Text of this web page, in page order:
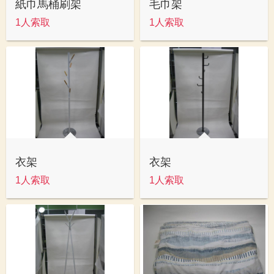
紙巾馬桶刷架
1人索取
毛巾架
1人索取
衣架
1人索取
衣架
1人索取